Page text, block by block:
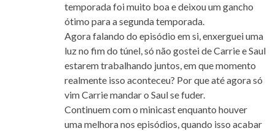
temporada foi muito boa e deixou um gancho
ótimo para a segunda temporada.
Agora falando do episódio em si, enxerguei uma
luz no fim do túnel, só não gostei de Carrie e Saul
estarem trabalhando juntos, em que momento
realmente isso aconteceu? Por que até agora só
vim Carrie mandar o Saul se fuder.
Continuem com o minicast enquanto houver
uma melhora nos episódios, quando isso acabar